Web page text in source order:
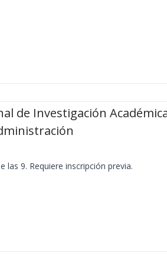
de Investigación
las 9. Requiere inscripción previa.